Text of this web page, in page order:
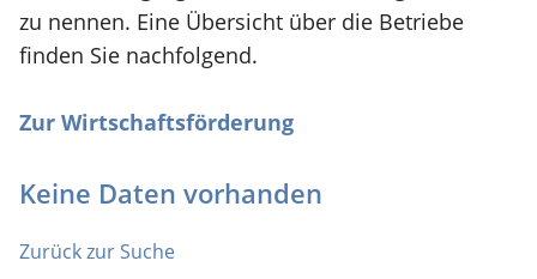
zu nennen. Eine Übersicht über die Betriebe
finden Sie nachfolgend.
Zur Wirtschaftsförderung
Keine Daten vorhanden
Zurück zur Suche